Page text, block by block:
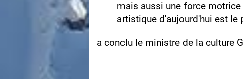
mais aussi une force
artistique d'aujourd'hui est le
a conclu le ministre de la culture